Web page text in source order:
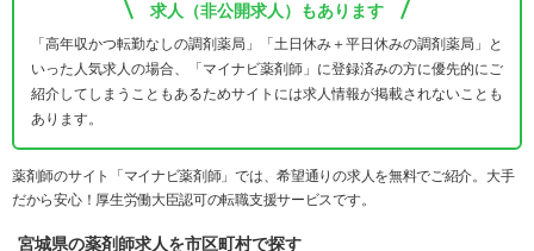
求人（非公開求人）もあります
「高年収かつ転勤なしの調剤薬局」「土日休み＋平日休みの調剤薬局」と
いった人気求人の場合、「マイナビ薬剤師」に登録済みの方に優先的にご
紹介してしまうこともあるためサイトには求人情報が掲載されないことも
あります。
薬剤師のサイト「マイナビ薬剤師」では、希望通りの求人を無料でご紹介。大手
だから安心！厚生労働大臣認可の転職支援サービスです。
宮城県の薬剤師求人を市区町村で探す